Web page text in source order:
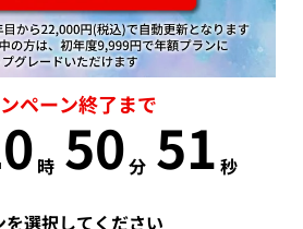
ペーン終了まで
時 50分 51 秒
を選択してください